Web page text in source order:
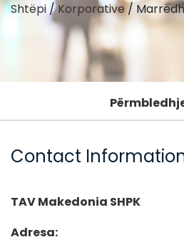
Shtëpi /Korporative/
Contact
TAV Makedonia SHPK
Adresa: